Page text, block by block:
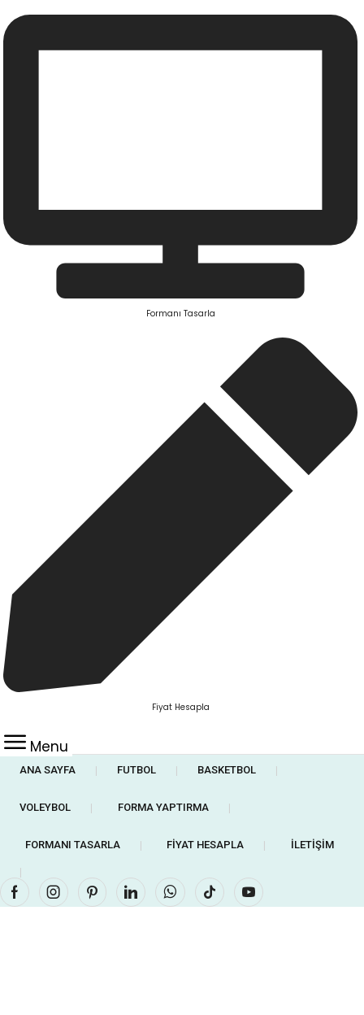
Formanı Tasarla
Fiyat Hesapla
Menu
ANA SAYFA ❘ FUTBOL ❘ BASKETBOL ❘
VOLEYBOL ❘ FORMA YAPTIRMA ❘
FORMANI TASARLA ❘ FIYAT HESAPLA ❘ İLETIŞIM
FacebookInstagramPinterestLinkedinWhatsapp
Tik-
Youtube